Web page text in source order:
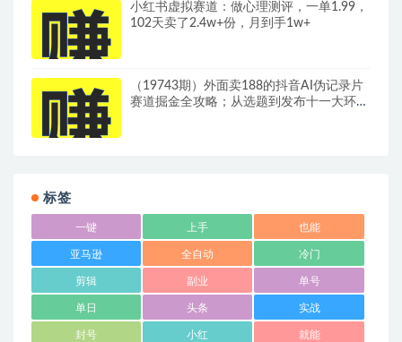
小红书虚拟赛道：做心理测评，一单1.99，
102天卖了2.4w+份，月到手1w+
（19743期）外面卖188的抖音AI伪记录片
赛道掘金全攻略；从选题到发布十一大环节
标签
一键 上手 也能
亚马逊 全自动 冷门
剪辑 副业 单号
单日 头条 实战
封号 小红 就能